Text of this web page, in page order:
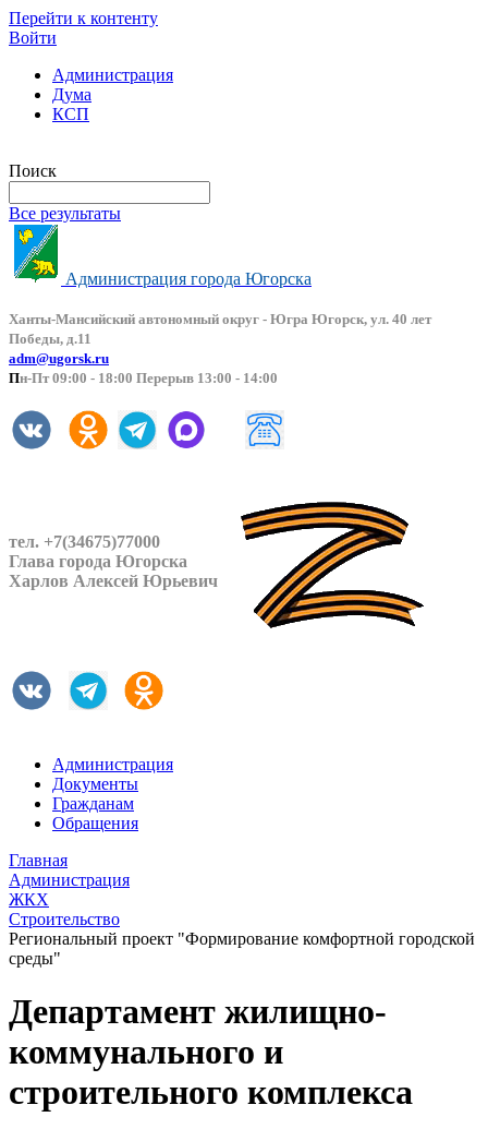
Перейти к контенту
Войти
Администрация
Дума
КСП
Поиск
Все результаты
Администрация города Югорска
Ханты-Мансийский автономный округ - Югра Югорск, ул. 40 лет
Победы, д.11
adm@ugorsk.ru
Пн-Пт 09:00 - 18:00 Перерыв 13:00 - 14:00
тел. +7(34675)77000
Глава города Югорска
Харлов Алексей Юрьевич
Администрация
Документы
Гражданам
Обращения
Главная
Администрация
ЖКХ
Строительство
Региональный проект "Формирование комфортной городской
среды"
Департамент жилищно-
коммунального и
строительного комплекса